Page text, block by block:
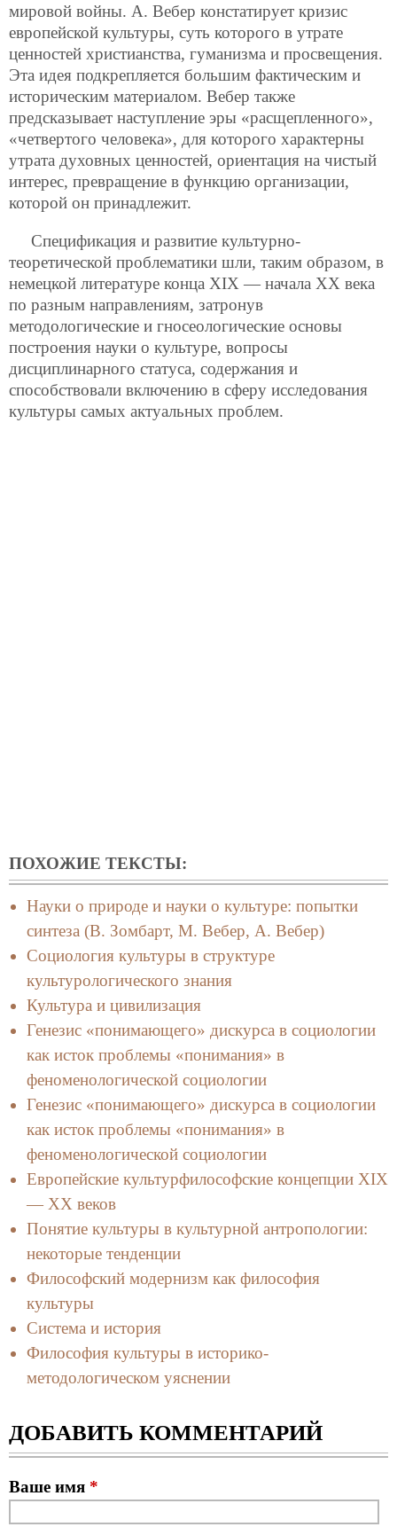
мировой войны. А. Вебер констатирует кризис
европейской культуры, суть которого в утрате
ценностей христианства, гуманизма и просвещения.
Эта идея подкрепляется большим фактическим и
историческим материалом. Вебер также
предсказывает наступление эры «расщепленного»,
«четвертого человека», для которого характерны
утрата духовных ценностей, ориентация на чистый
интерес, превращение в функцию организации,
которой он принадлежит.
Спецификация и развитие культурно-
теоретической проблематики шли, таким образом, в
немецкой литературе конца ХIХ — начала ХХ века
по разным направлениям, затронув
методологические и гносеологические основы
построения науки о культуре, вопросы
дисциплинарного статуса, содержания и
способствовали включению в сферу исследования
культуры самых актуальных проблем.
ПОХОЖИЕ ТЕКСТЫ:
Науки о природе и науки о культуре: попытки
синтеза (В. Зомбарт, М. Вебер, А. Вебер)
Социология культуры в структуре
культурологического знания
Культура и цивилизация
Генезис «понимающего» дискурса в социологии
как исток проблемы «понимания» в
феноменологической социологии
Генезис «понимающего» дискурса в социологии
как исток проблемы «понимания» в
феноменологической социологии
Европейские культурфилософские концепции XIX
— XX веков
Понятие культуры в культурной антропологии:
некоторые тенденции
Философский модернизм как философия
культуры
Система и история
Философия культуры в историко-
методологическом уяснении
ДОБАВИТЬ КОММЕНТАРИЙ
Ваше имя *